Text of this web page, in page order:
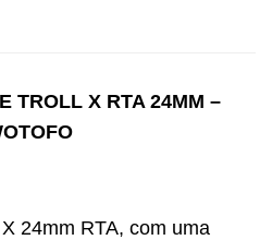
TROLL X RTA 24MM –
24mm RTA, com uma